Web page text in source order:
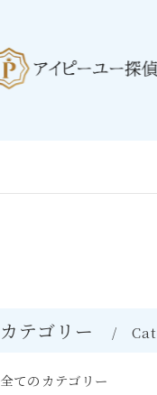
カテゴリー
全てのカテゴリー